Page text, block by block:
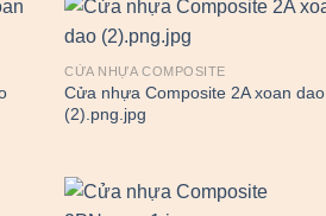
CỬA NHỰA COMPOSITE
Cửa nhựa Composite 2A xoan dao
(2).png.jpg